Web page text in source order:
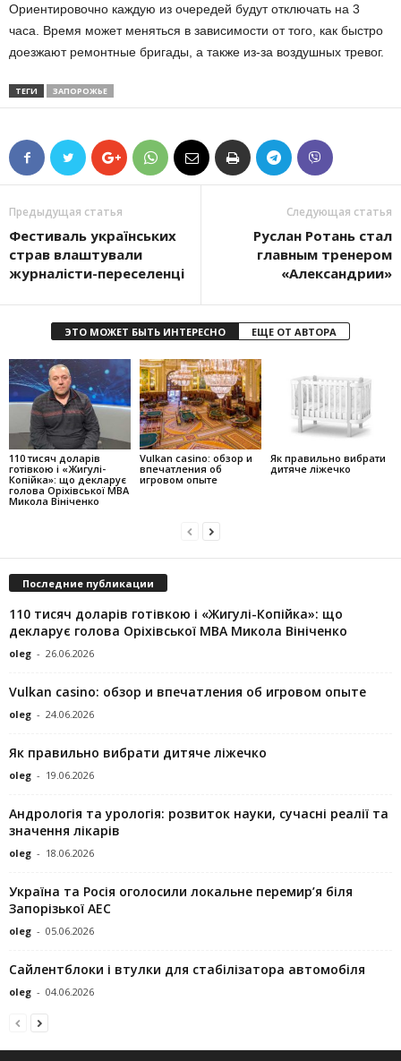
Ориентировочно каждую из очередей будут отключать на 3
часа. Время может меняться в зависимости от того, как быстро
доезжают ремонтные бригады, а также из-за воздушных тревог.
ТЕГИ ЗАПОРОЖЬЕ
Предыдущая статья
Фестиваль українських
страв влаштували
журналісти-переселенці
Следующая статья
Руслан Ротань стал
главным тренером
«Александрии»
ЭТО МОЖЕТ БЫТЬ ИНТЕРЕСНО ЕЩЕ ОТ АВТОРА
110 тисяч доларів
готівкою і «Жигулі-
Копійка»: що декларує
голова Оріхівської МВА
Микола Вініченко
Vulkan casino: обзор и
впечатления об
игровом опыте
Як правильно вибрати
дитяче ліжечко
Последние публикации
110 тисяч доларів готівкою і «Жигулі-Копійка»: що
декларує голова Оріхівської МВА Микола Вініченко
oleg - 26.06.2026
Vulkan casino: обзор и впечатления об игровом опыте
oleg - 24.06.2026
Як правильно вибрати дитяче ліжечко
oleg - 19.06.2026
Андрологія та урологія: розвиток науки, сучасні реалії та
значення лікарів
oleg - 18.06.2026
Україна та Росія оголосили локальне перемир’я біля
Запорізької АЕС
oleg - 05.06.2026
Сайлентблоки і втулки для стабілізатора автомобіля
oleg - 04.06.2026